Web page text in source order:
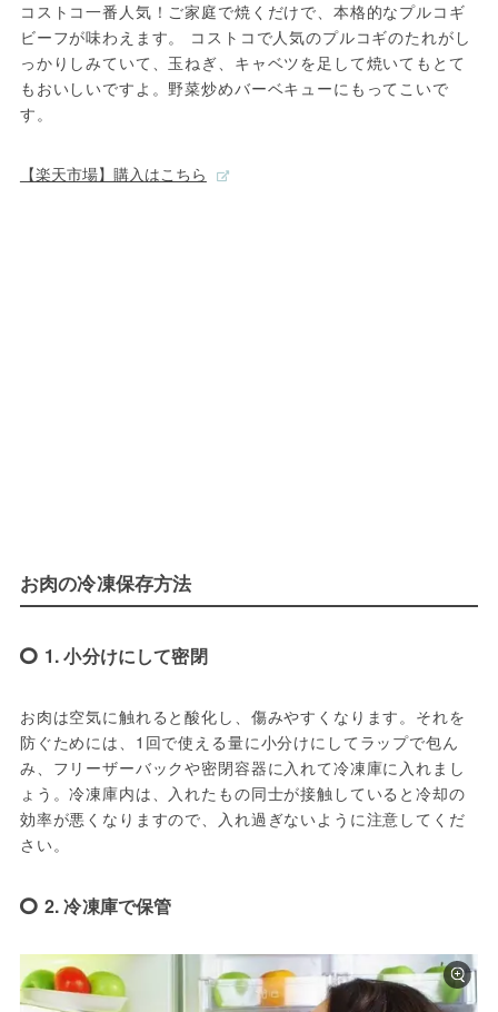
コストコ一番人気！ご家庭で焼くだけで、本格的なプルコギ
ビーフが味わえます。 コストコで人気のプルコギのたれがし
っかりしみていて、玉ねぎ、キャベツを足して焼いてもとて
もおいしいですよ。野菜炒めバーベキューにもってこいで
す。
【楽天市場】購入はこちら
お肉の冷凍保存方法
1. 小分けにして密閉
お肉は空気に触れると酸化し、傷みやすくなります。それを
防ぐためには、1回で使える量に小分けにしてラップで包ん
み、フリーザーバックや密閉容器に入れて冷凍庫に入れまし
ょう。冷凍庫内は、入れたもの同士が接触していると冷却の
効率が悪くなりますので、入れ過ぎないように注意してくだ
さい。
2. 冷凍庫で保管